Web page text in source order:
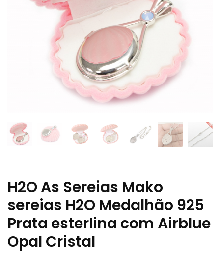
H2O As Sereias Mako
sereias H2O Medalhão 925
Prata esterlina com Airblue
Opal Cristal